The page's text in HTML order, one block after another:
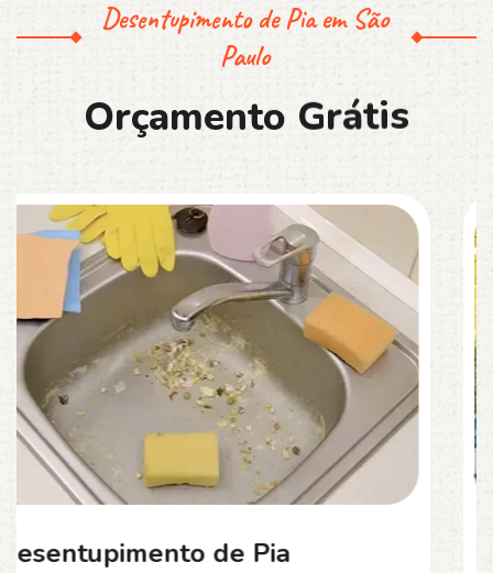
Desentupimento de Pia em São
Paulo
Orçamento Grátis
Desentupimento de Esgoto